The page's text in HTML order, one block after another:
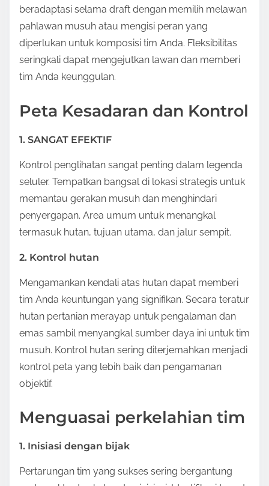
beradaptasi selama draft dengan memilih melawan
pahlawan musuh atau mengisi peran yang
diperlukan untuk komposisi tim Anda. Fleksibilitas
seringkali dapat mengejutkan lawan dan memberi
tim Anda keunggulan.
Peta Kesadaran dan Kontrol
1. SANGAT EFEKTIF
Kontrol penglihatan sangat penting dalam legenda
seluler. Tempatkan bangsal di lokasi strategis untuk
memantau gerakan musuh dan menghindari
penyergapan. Area umum untuk menangkal
termasuk hutan, tujuan utama, dan jalur sempit.
2. Kontrol hutan
Mengamankan kendali atas hutan dapat memberi
tim Anda keuntungan yang signifikan. Secara teratur
hutan pertanian merayap untuk pengalaman dan
emas sambil menyangkal sumber daya ini untuk tim
musuh. Kontrol hutan sering diterjemahkan menjadi
kontrol peta yang lebih baik dan pengamanan
objektif.
Menguasai perkelahian tim
1. Inisiasi dengan bijak
Pertarungan tim yang sukses sering bergantung